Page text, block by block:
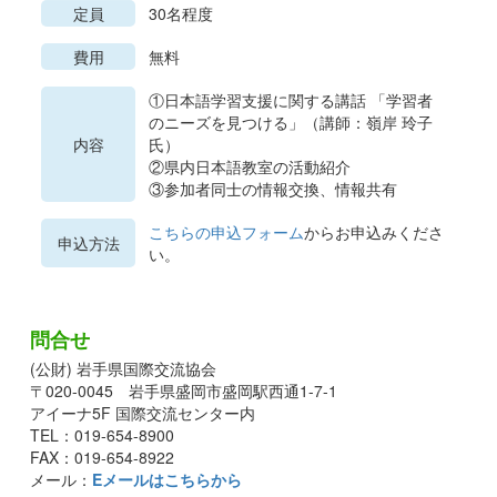
定員
30名程度
費用
無料
内容
①日本語学習支援に関する講話 「学習者
のニーズを見つける」（講師：嶺岸 玲子
氏）
②県内日本語教室の活動紹介
③参加者同士の情報交換、情報共有
申込方法 こちらの申込フォームからお申込みくださ
い。
問合せ
(公財) 岩手県国際交流協会
〒020-0045 岩手県盛岡市盛岡駅西通1-7-1
アイーナ5F 国際交流センター内
TEL：019-654-8900
FAX：019-654-8922
メール： Eメールはこちらから